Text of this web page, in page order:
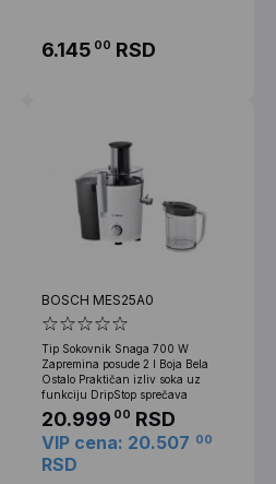
6.145 00 RSD
BOSCH MES25A0
Tip Sokovnik Snaga 700 W
Zapremina posude 2 l Boja Bela
Ostalo Praktičan izliv soka uz
funkciju DripStop sprečava
20.999 00 RSD
VIP cena: 20.507 00
RSD